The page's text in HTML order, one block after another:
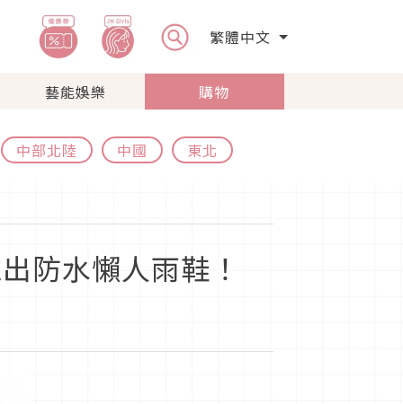
繁體中文
藝能娛樂 購物
中部北陸 中國 東北
防水懶人雨鞋！